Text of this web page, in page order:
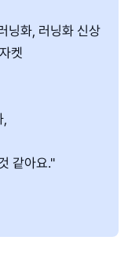
닝화, 러닝화 신상
켓
,
같아요."